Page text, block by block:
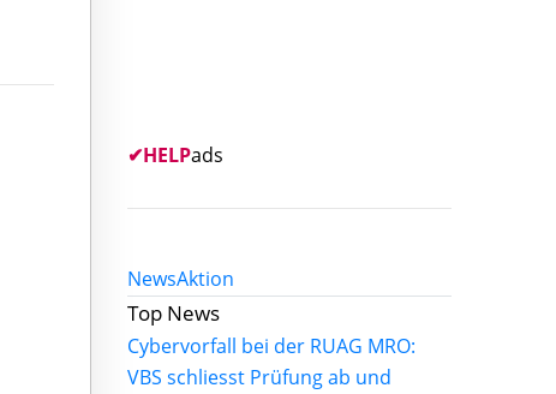
✔HELPads
NewsAktion
Top News
Cybervorfall bei der RUAG MRO:
VBS schliesst Prüfung ab und